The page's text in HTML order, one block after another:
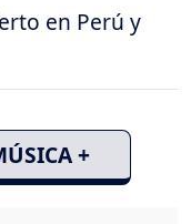
en Perú y
+